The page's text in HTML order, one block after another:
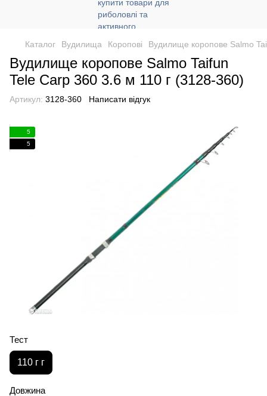
Каталог Вудилища Коропові Вудилище коропове Salmo
Вудилище коропове Salmo Taifun
Tele Carp 360 3.6 м 110 г (3128-360)
Артикул: 3128-360 Написати відгук
5
5
Тест
110 г г
Довжина